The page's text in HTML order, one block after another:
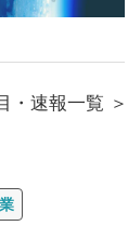
・速報一覧